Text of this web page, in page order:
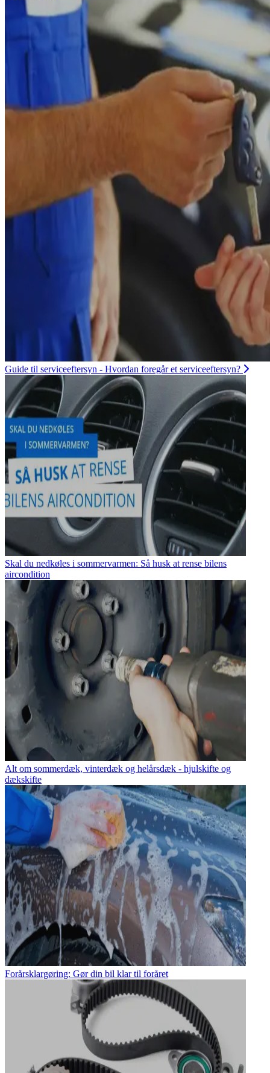
Guide til serviceeftersyn - Hvordan foregår et serviceeftersyn?
Skal du nedkøles i sommervarmen: Så husk at rense bilens
aircondition
Alt om sommerdæk, vinterdæk og helårsdæk - hjulskifte og
dækskifte
Forårsklargøring: Gør din bil klar til foråret